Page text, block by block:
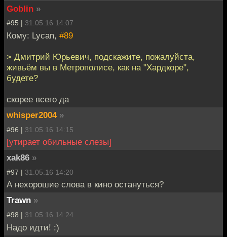
Goblin »
#95 | 31.05.16 14:07
Кому: Lycan, #89
> Дмитрий Юрьевич, подскажите, пожалуйста,
живьём вы в Метрополисе, как на "Хардкоре",
будете?
скорее всего да
whisper2004 »
#96 | 31.05.16 14:15
[утирает обильные слезы]
xak86 »
#97 | 31.05.16 14:20
А нехорошие слова в кино остануться?
Trawn »
#98 | 31.05.16 14:24
Надо идти! :)